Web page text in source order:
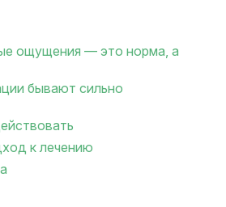
ощущения — это норма, а
бывают сильно
к лечению